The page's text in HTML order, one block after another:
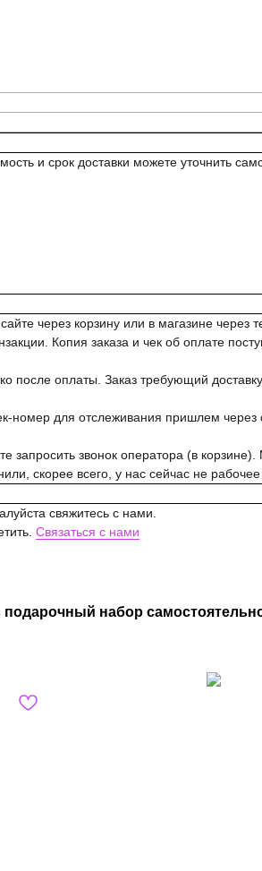
и срок доставки можете уточнить
через корзину или в магазине
Копия заказа и чек об оплате
после оплаты. Заказ требующий
номер для отслеживания пришлем через
запросить звонок оператора (в
скорее всего, у нас сейчас не
свяжитесь с нами.
Связаться с нами
подарочный набор